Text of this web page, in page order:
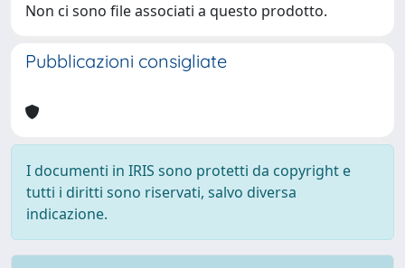
Non ci sono file associati a questo prodotto.
Pubblicazioni consigliate
I documenti in IRIS sono protetti da copyright e
tutti i diritti sono riservati, salvo diversa
indicazione.